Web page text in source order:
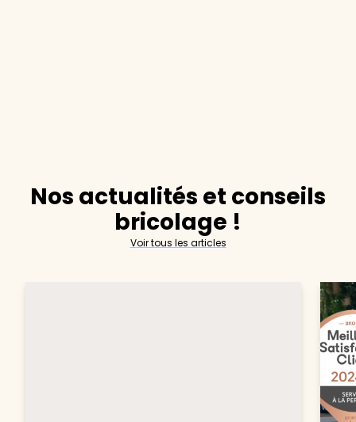
Nos actualités et conseils
bricolage !
Voir tous les articles